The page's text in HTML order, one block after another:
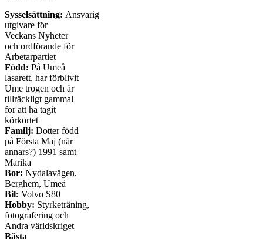
Sysselsättning: Ansvarig
utgivare för
Veckans Nyheter
och ordförande för
Arbetarpartiet
Född: På Umeå
lasarett, har förblivit
Ume trogen och är
tillräckligt gammal
för att ha tagit
körkortet
Familj: Dotter född
på Första Maj (när
annars?) 1991 samt
Marika
Bor: Nydalavägen,
Berghem, Umeå
Bil: Volvo S80
Hobby: Styrketräning,
fotografering och
Andra världskriget
Bästa